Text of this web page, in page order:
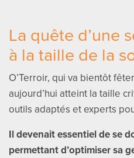
La quête d’une
à la taille de la
O’Terroir, qui va bientôt
aujourd’hui atteint la taille
outils adaptés et experts
Il devenait essentiel de se
permettant d’optimiser sa